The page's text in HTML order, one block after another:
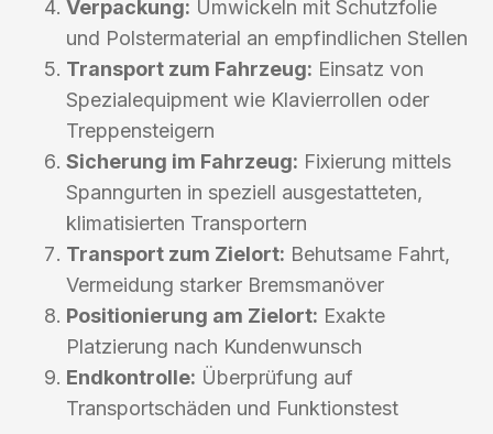
Verpackung: Umwickeln mit Schutzfolie
und Polstermaterial an empfindlichen Stellen
Transport zum Fahrzeug: Einsatz von
Spezialequipment wie Klavierrollen oder
Treppensteigern
Sicherung im Fahrzeug: Fixierung mittels
Spanngurten in speziell ausgestatteten,
klimatisierten Transportern
Transport zum Zielort: Behutsame Fahrt,
Vermeidung starker Bremsmanöver
Positionierung am Zielort: Exakte
Platzierung nach Kundenwunsch
Endkontrolle: Überprüfung auf
Transportschäden und Funktionstest